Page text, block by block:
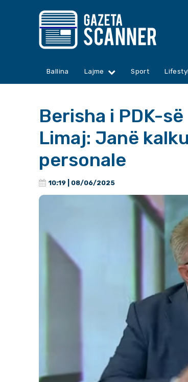
Ballina Lajme Sport
Berisha i PDK-
Limaj: Janë
personale
10:19 | 08/06/2025